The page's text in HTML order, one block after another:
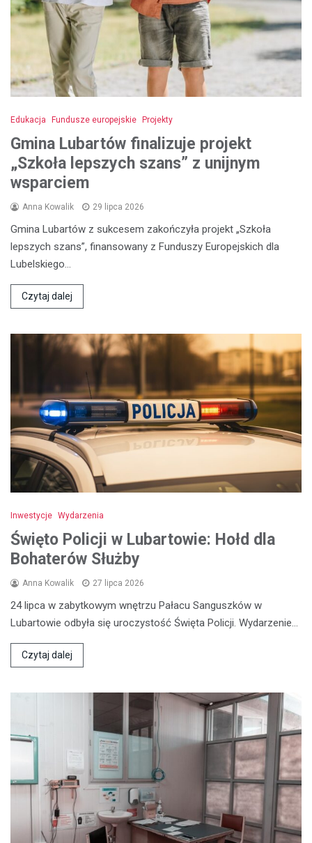
Edukacja Fundusze europejskie Projekty
Gmina Lubartów finalizuje projekt
„Szkoła lepszych szans” z unijnym
wsparciem
Anna Kowalik 29 lipca 2026
Gmina Lubartów z sukcesem zakończyła projekt „Szkoła
lepszych szans”, finansowany z Funduszy Europejskich dla
Lubelskiego…
Czytaj dalej
Inwestycje Wydarzenia
Święto Policji w Lubartowie: Hołd dla
Bohaterów Służby
Anna Kowalik 27 lipca 2026
24 lipca w zabytkowym wnętrzu Pałacu Sanguszków w
Lubartowie odbyła się uroczystość Święta Policji. Wydarzenie…
Czytaj dalej